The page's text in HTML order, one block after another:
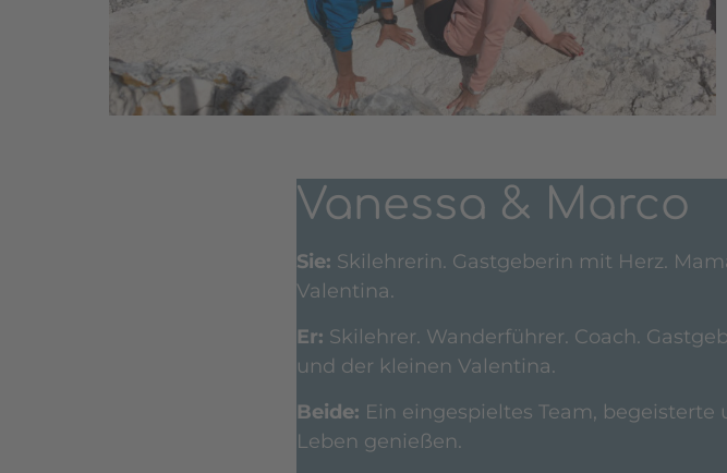
Vanessa & Marco
Sie: Skilehrerin. Gastgeberin mit Herz.
Valentina.
Er: Skilehrer. Wanderführer. Coach.
und der kleinen Valentina.
Beide: Ein eingespieltes Team,
Leben genießen.